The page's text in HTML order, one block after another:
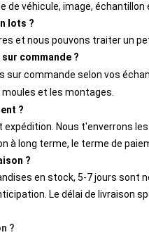
de véhicule, image,
lots ?
et nous pouvons traiter un
commande ?
sur commande selon vos
et les montages.
?
Nous t'enverrons
à long terme, le terme de
?
en stock, 5-7 jours sont
Le délai de livraison
?